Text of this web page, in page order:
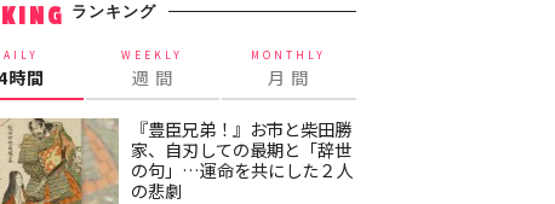
ランキング
時間
WEEKLY
週 間
MONTHLY
月 間
『豊臣兄弟！』お市と柴田勝
家、自刃しての最期と「辞世
の句」…運命を共にした２人
の悲劇